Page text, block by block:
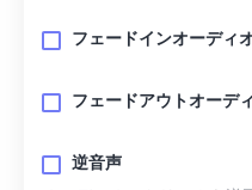
フェードインオーディ
フェードアウトオーデ
逆音声